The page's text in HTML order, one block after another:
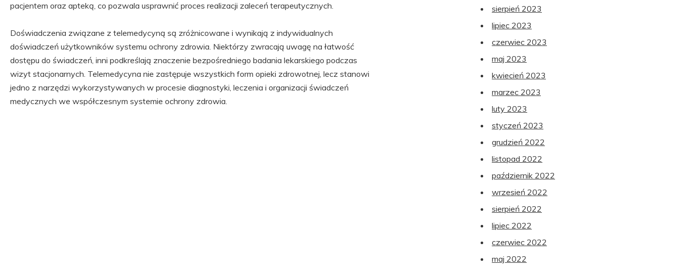
pacjentem oraz apteką, co pozwala usprawnić proces realizacji zaleceń terapeutycznych.
Doświadczenia związane z telemedycyną są zróżnicowane i wynikają z indywidualnych
doświadczeń użytkowników systemu ochrony zdrowia. Niektórzy zwracają uwagę na łatwość
dostępu do świadczeń, inni podkreślają znaczenie bezpośredniego badania lekarskiego podczas
wizyt stacjonarnych. Telemedycyna nie zastępuje wszystkich form opieki zdrowotnej, lecz stanowi
jedno z narzędzi wykorzystywanych w procesie diagnostyki, leczenia i organizacji świadczeń
medycznych we współczesnym systemie ochrony zdrowia.
sierpień 2023
lipiec 2023
czerwiec 2023
maj 2023
kwiecień 2023
marzec 2023
luty 2023
styczeń 2023
grudzień 2022
listopad 2022
październik 2022
wrzesień 2022
sierpień 2022
lipiec 2022
czerwiec 2022
maj 2022